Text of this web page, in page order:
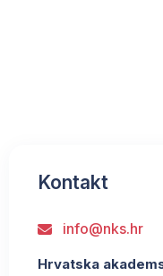
Kontakt
info@nks.hr
Hrvatska